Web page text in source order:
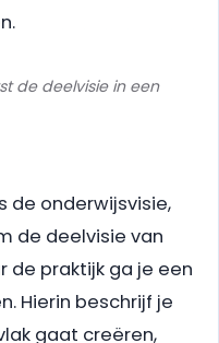
de deelvisie in een
de onderwijsvisie,
de deelvisie van
de praktijk ga je een
Hierin beschrijf je
gaat creëren,